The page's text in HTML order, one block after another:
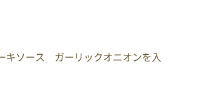
キソース ガーリックオニオンを入